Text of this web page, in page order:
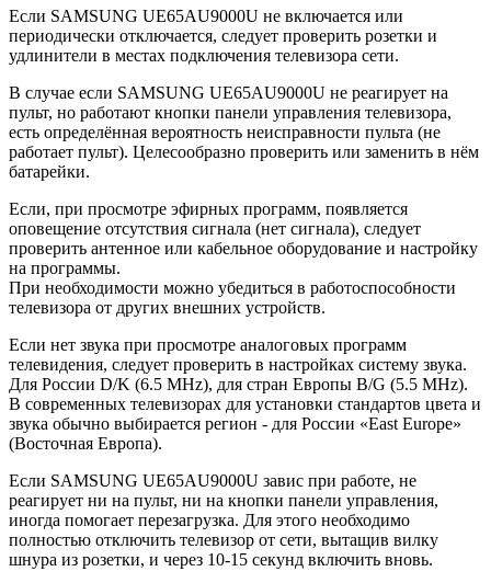
Если SAMSUNG UE65AU9000U не включается или
периодически отключается, следует проверить розетки и
удлинители в местах подключения телевизора сети.
В случае если SAMSUNG UE65AU9000U не реагирует на
пульт, но работают кнопки панели управления телевизора,
есть определённая вероятность неисправности пульта (не
работает пульт). Целесообразно проверить или заменить в нём
батарейки.
Если, при просмотре эфирных программ, появляется
оповещение отсутствия сигнала (нет сигнала), следует
проверить антенное или кабельное оборудование и настройку
на программы.
При необходимости можно убедиться в работоспособности
телевизора от других внешних устройств.
Если нет звука при просмотре аналоговых программ
телевидения, следует проверить в настройках систему звука.
Для России D/K (6.5 MHz), для стран Европы B/G (5.5 MHz).
В современных телевизорах для установки стандартов цвета и
звука обычно выбирается регион - для России «East Europe»
(Восточная Европа).
Если SAMSUNG UE65AU9000U завис при работе, не
реагирует ни на пульт, ни на кнопки панели управления,
иногда помогает перезагрузка. Для этого необходимо
полностью отключить телевизор от сети, вытащив вилку
шнура из розетки, и через 10-15 секунд включить вновь.